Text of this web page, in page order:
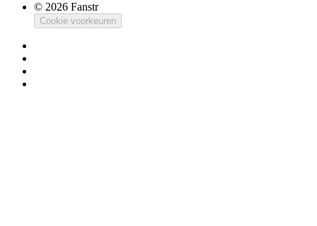
© 2026 Fanstr
Cookie voorkeuren